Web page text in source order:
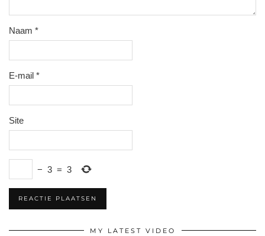
Naam *
E-mail *
Site
− 3 = 3
MY LATEST VIDEO